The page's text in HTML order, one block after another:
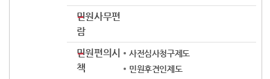
민원사무편
람
민원편의시
책
사전심사청구제도
민원후견인제도